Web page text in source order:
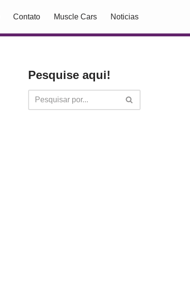
Contato Muscle Cars Noticias
Pesquise aqui!